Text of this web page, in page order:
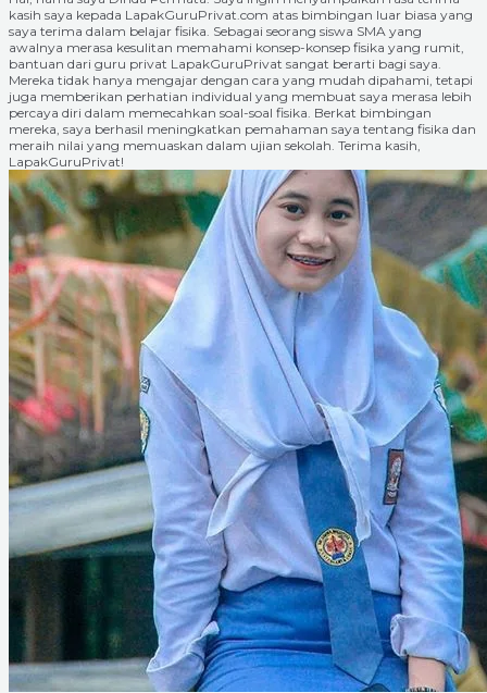
kasih saya kepada LapakGuruPrivat.com atas bimbingan luar biasa yang
saya terima dalam belajar fisika. Sebagai seorang siswa SMA yang
awalnya merasa kesulitan memahami konsep-konsep fisika yang rumit,
bantuan dari guru privat LapakGuruPrivat sangat berarti bagi saya.
Mereka tidak hanya mengajar dengan cara yang mudah dipahami, tetapi
juga memberikan perhatian individual yang membuat saya merasa lebih
percaya diri dalam memecahkan soal-soal fisika. Berkat bimbingan
mereka, saya berhasil meningkatkan pemahaman saya tentang fisika dan
meraih nilai yang memuaskan dalam ujian sekolah. Terima kasih,
LapakGuruPrivat!